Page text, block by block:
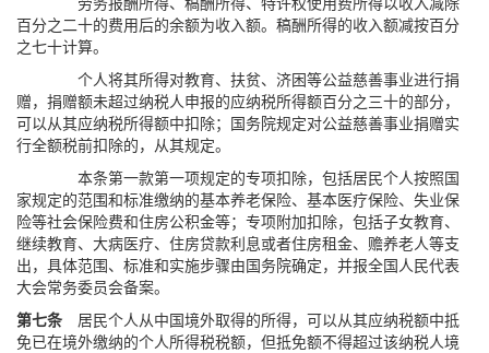
百分之二十的费用后的余额为收入额。稿酬所得的收入额减按百分
之七十计算。
个人将其所得对教育、扶贫、济困等公益慈善事业进行捐
赠，捐赠额未超过纳税人申报的应纳税所得额百分之三十的部分，
可以从其应纳税所得额中扣除；国务院规定对公益慈善事业捐赠实
行全额税前扣除的，从其规定。
本条第一款第一项规定的专项扣除，包括居民个人按照国
家规定的范围和标准缴纳的基本养老保险、基本医疗保险、失业保
险等社会保险费和住房公积金等；专项附加扣除，包括子女教育、
继续教育、大病医疗、住房贷款利息或者住房租金、赡养老人等支
出，具体范围、标准和实施步骤由国务院确定，并报全国人民代表
大会常务委员会备案。
第七条 居民个人从中国境外取得的所得，可以从其应纳税额中抵
免已在境外缴纳的个人所得税税额，但抵免额不得超过该纳税人境